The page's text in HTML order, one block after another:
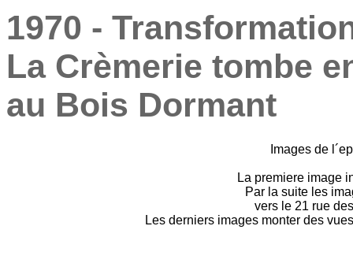
1970 -
La Crèmerie tombe
au Bois Dormant
Images de
La premiere image
Par la suite les
vers le 21 rue
Les derniers images monter des